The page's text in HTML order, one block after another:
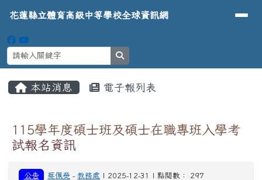
花蓮縣立體育高級中等學校全球資
導覽列
花蓮縣立體育高級中等學校全球資訊網
本站消息 電子報列表
115學年度碩士班及碩士在職專班入學考
試報名資訊
公告 蔡佩熒 -教務處 | 2025-12-31 | 點閱數： 297